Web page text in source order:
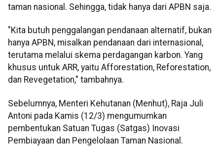
taman nasional. Sehingga, tidak hanya dari APBN saja.
"Kita butuh penggalangan pendanaan alternatif, bukan
hanya APBN, misalkan pendanaan dari internasional,
terutama melalui skema perdagangan karbon. Yang
khusus untuk ARR, yaitu Afforestation, Reforestation,
dan Revegetation," tambahnya.
Sebelumnya, Menteri Kehutanan (Menhut), Raja Juli
Antoni pada Kamis (12/3) mengumumkan
pembentukan Satuan Tugas (Satgas) Inovasi
Pembiayaan dan Pengelolaan Taman Nasional.